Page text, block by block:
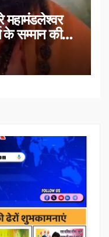
महामंडलेश्वर
के सम्मान की